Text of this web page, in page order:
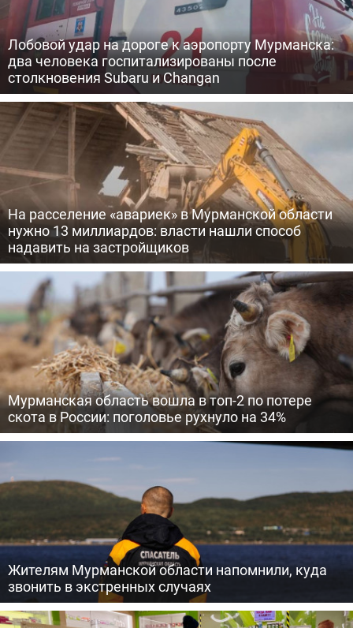
Лобовой удар на дороге к аэропорту Мурманска:
два человека госпитализированы после
столкновения Subaru и Changan
На расселение «авариек» в Мурманской области
нужно 13 миллиардов: власти нашли способ
надавить на застройщиков
Мурманская область вошла в топ-2 по потере
скота в России: поголовье рухнуло на 34%
Жителям Мурманской области напомнили, куда
звонить в экстренных случаях